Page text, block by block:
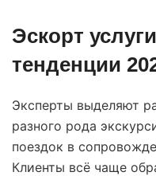
Эскорт
тенденции
Эксперты выделяют
разного рода
поездок в
Клиенты всё чаще